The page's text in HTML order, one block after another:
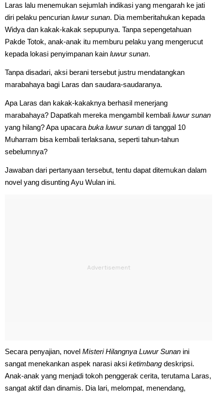
Laras lalu menemukan sejumlah indikasi yang mengarah ke jati
diri pelaku pencurian luwur sunan. Dia memberitahukan kepada
Widya dan kakak-kakak sepupunya. Tanpa sepengetahuan
Pakde Totok, anak-anak itu memburu pelaku yang mengerucut
kepada lokasi penyimpanan kain luwur sunan.
Tanpa disadari, aksi berani tersebut justru mendatangkan
marabahaya bagi Laras dan saudara-saudaranya.
Apa Laras dan kakak-kakaknya berhasil menerjang
marabahaya? Dapatkah mereka mengambil kembali luwur sunan
yang hilang? Apa upacara buka luwur sunan di tanggal 10
Muharram bisa kembali terlaksana, seperti tahun-tahun
sebelumnya?
Jawaban dari pertanyaan tersebut, tentu dapat ditemukan dalam
novel yang disunting Ayu Wulan ini.
Secara penyajian, novel Misteri Hilangnya Luwur Sunan ini
sangat menekankan aspek narasi aksi ketimbang deskripsi.
Anak-anak yang menjadi tokoh penggerak cerita, terutama Laras,
sangat aktif dan dinamis. Dia lari, melompat, menendang,